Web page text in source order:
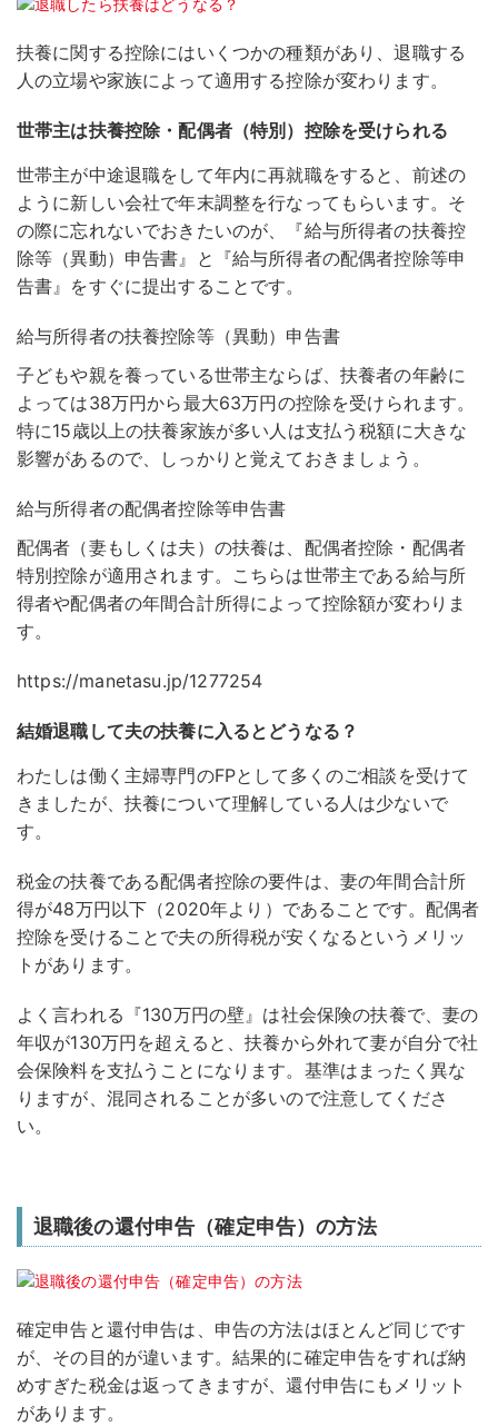
扶養に関する控除にはいくつかの種類があり、退職する
人の立場や家族によって適用する控除が変わります。
世帯主は扶養控除・配偶者（特別）控除を受けられる
世帯主が中途退職をして年内に再就職をすると、前述の
ように新しい会社で年末調整を行なってもらいます。そ
の際に忘れないでおきたいのが、『給与所得者の扶養控
除等（異動）申告書』と『給与所得者の配偶者控除等申
告書』をすぐに提出することです。
給与所得者の扶養控除等（異動）申告書
子どもや親を養っている世帯主ならば、扶養者の年齢に
よっては38万円から最大63万円の控除を受けられます。
特に15歳以上の扶養家族が多い人は支払う税額に大きな
影響があるので、しっかりと覚えておきましょう。
給与所得者の配偶者控除等申告書
配偶者（妻もしくは夫）の扶養は、配偶者控除・配偶者
特別控除が適用されます。こちらは世帯主である給与所
得者や配偶者の年間合計所得によって控除額が変わりま
す。
https://manetasu.jp/1277254
結婚退職して夫の扶養に入るとどうなる？
わたしは働く主婦専門のFPとして多くのご相談を受けて
きましたが、扶養について理解している人は少ないで
す。
税金の扶養である配偶者控除の要件は、妻の年間合計所
得が48万円以下（2020年より）であることです。配偶者
控除を受けることで夫の所得税が安くなるというメリッ
トがあります。
よく言われる『130万円の壁』は社会保険の扶養で、妻の
年収が130万円を超えると、扶養から外れて妻が自分で社
会保険料を支払うことになります。基準はまったく異な
りますが、混同されることが多いので注意してくださ
い。
退職後の還付申告（確定申告）の方法
確定申告と還付申告は、申告の方法はほとんど同じです
が、その目的が違います。結果的に確定申告をすれば納
めすぎた税金は返ってきますが、還付申告にもメリット
があります。